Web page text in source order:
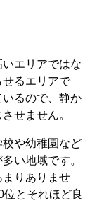
エリアではな
るエリアで
るので、静か
せません。
や幼稚園など
い地域です。
りありませ
とそれほど良